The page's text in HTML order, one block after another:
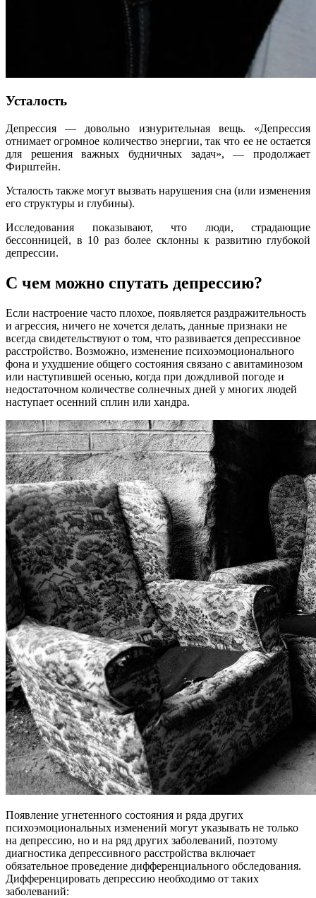
Усталость
Депрессия — довольно изнурительная вещь. «Депрессия
отнимает огромное количество энергии, так что ее не остается
для решения важных будничных задач», — продолжает
Фирштейн.
Усталость также могут вызвать нарушения сна (или изменения
его структуры и глубины).
Исследования показывают, что люди, страдающие
бессонницей, в 10 раз более склонны к развитию глубокой
депрессии.
С чем можно спутать депрессию?
Если настроение часто плохое, появляется раздражительность
и агрессия, ничего не хочется делать, данные признаки не
всегда свидетельствуют о том, что развивается депрессивное
расстройство. Возможно, изменение психоэмоционального
фона и ухудшение общего состояния связано с авитаминозом
или наступившей осенью, когда при дождливой погоде и
недостаточном количестве солнечных дней у многих людей
наступает осенний сплин или хандра.
Появление угнетенного состояния и ряда других
психоэмоциональных изменений могут указывать не только
на депрессию, но и на ряд других заболеваний, поэтому
диагностика депрессивного расстройства включает
обязательное проведение дифференциального обследования.
Дифференцировать депрессию необходимо от таких
заболеваний: